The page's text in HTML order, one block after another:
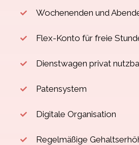
Wochenenden und
Flex-Konto für freie
Dienstwagen privat
Patensystem
Digitale Organisation
Regelmäßige